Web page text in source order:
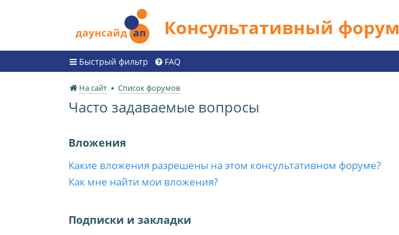
Консультативный форум
Быстрый фильтр FAQ
На сайт Список форумов
Часто задаваемые вопросы
Вложения
Какие вложения разрешены на этом консультативном форуме?
Как мне найти мои вложения?
Подписки и закладки